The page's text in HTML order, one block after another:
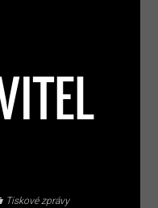
Tiskové zprávy